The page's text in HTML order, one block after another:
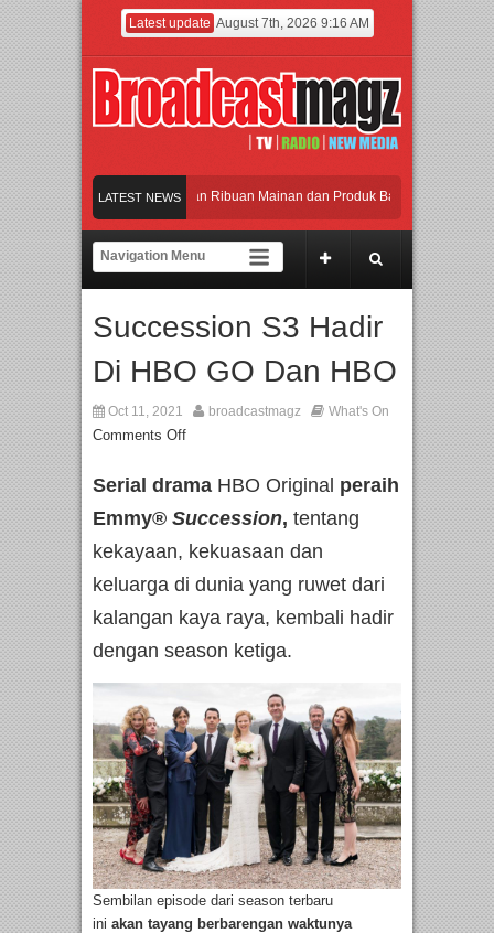
Latest update August 7th, 2026 9:16 AM
LATEST NEWS
Meramaikan Jakarta dengan Ribuan Mainan dan Produk Bayi dari Seluruh
Menjadi Gerbang Inovasi dan Peluang Bisnis Industri Gifts dan Housewares
Rayakan Perpaduan Warisan Dan Semangat Lokal, BIRKENSTOCK INDONESIA
Meramaikan Jakarta dengan Ribuan Mainan dan Produk Bayi dari Seluruh
Succession S3 Hadir
Di HBO GO Dan HBO
Oct 11, 2021 broadcastmagz What's On
Comments Off
Serial drama HBO Original peraih
Emmy® Succession, tentang
kekayaan, kekuasaan dan
keluarga di dunia yang ruwet dari
kalangan kaya raya, kembali hadir
dengan season ketiga.
Sembilan episode dari season terbaru
ini akan tayang berbarengan waktunya